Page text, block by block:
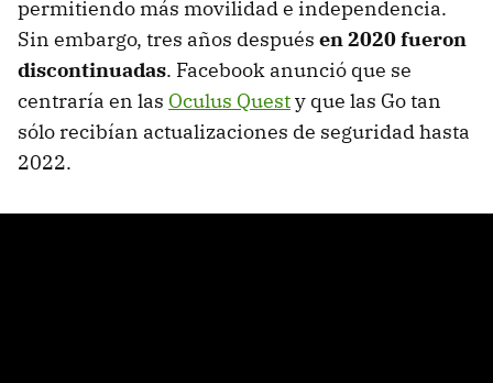
permitiendo más movilidad e independencia.
Sin embargo, tres años después en 2020 fueron
discontinuadas. Facebook anunció que se
centraría en las Oculus Questy que las Go tan
sólo recibían actualizaciones de seguridad hasta
2022.